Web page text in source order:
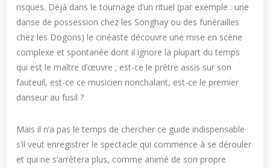
risques. Déjà dans le tournage d’un rituel (par exemple : une
danse de possession chez les Songhay ou des funérailles
chez les Dogons) le cinéaste découvre une mise en scène
complexe et spontanée dont il ignore la plupart du temps
qui est le maître d’œuvre ; est-ce le prêtre assis sur son
fauteuil, est-ce ce musicien nonchalant, est-ce le premier
danseur au fusil ?
Mais il n’a pas le temps de chercher ce guide indispensable
s’il veut enregistrer le spectacle qui commence à se dérouler
et qui ne s’arrêtera plus, comme animé de son propre